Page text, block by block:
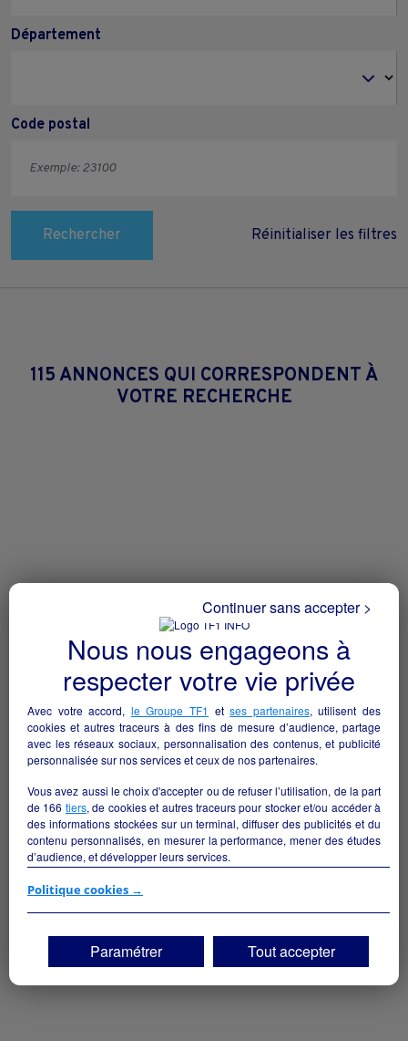
Département
Code postal
Rechercher Réinitialiser les filtres
115 ANNONCES QUI CORRESPONDENT À
VOTRE RECHERCHE
Nous nous engageons à
respecter votre vie privée
Avec votre accord, le Groupe TF1 etses partenaires, utilisent des
cookies et autres traceurs à des fins de mesure d’audience, partage
avec les réseaux sociaux, personnalisation des contenus, et publicité
personnalisée sur nos services et ceux de nos partenaires.
Vous avez aussi le choix d'accepter ou de refuser l’utilisation, de la part
de 166 tiers, de cookies et autres traceurs pour stocker et/ou accéder à
des informations stockées sur un terminal, diffuser des publicités et du
contenu personnalisés, en mesurer la performance, mener des études
d’audience, et développer leurs services.
Si vous continuez sans accepter, les fonctionnalités liées à la
vos centres d'intérêt. Seuls lescookies/traceurs techniquesseront
déposés et lus sur votre terminal.
Vous pouvez exprimer vos choix en cliquant sur "Tout accepter",
Politique cookies →
Paramétrer
Continuer sans accepter >
Tout accepter